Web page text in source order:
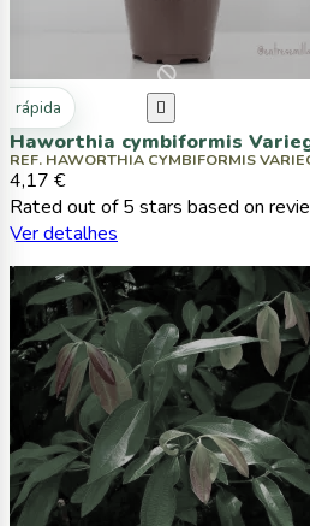
rápida 
Haworthia cymbiformis
REF. HAWORTHIA CYMBIFORMIS
4,17 €
Rated out of 5 stars based on
Ver detalhes